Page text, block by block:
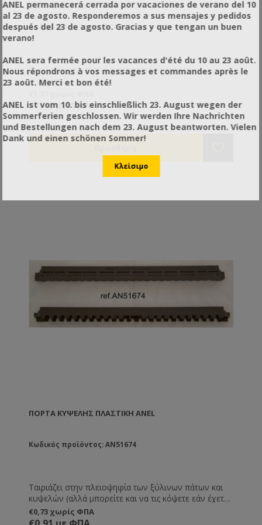
ΟΔΗΓΟΎΣ ΜΙΚΡΉ
Κωδικός προϊόντος: PO51502
Περιορίζει την είσοδο κι ασφαλίζει κατά τη
μεταφορά.
€1,70 με ΦΠΑ
ΠΌΡΤΑ ΚΥΨΈΛΗΣ ΠΛΑΣΤΙΚΉ ANEL
Κωδικός προϊόντος: AN51674
Ταιριάζει στην πλειοψηφία των ξύλινων πάτων και
κυψελών (αλλά μπορείτε και να τις κόψετε εάν έχετε
πιο μικρές εισόδους στις κυψέλες σας). Αντικαθιστά
πλήρως την παραδοσιακή ξύλινη πόρτα, αλλά έχει
€0,73 χωρίς ΦΠΑ
ANEL permanecerá cerrada por vacaciones de verano del 10
al 23 de agosto. Responderemos a sus mensajes y pedidos
después del 23 de agosto. Gracias y que tengan un buen
verano!
ANEL sera fermée pour les vacances d'été du 10 au 23 août.
Nous répondrons à vos messages et commandes après le
23 août. Merci et bon été!
ANEL ist vom 10. bis einschließlich 23. August wegen der
Sommerferien geschlossen. Wir werden Ihre Nachrichten
und Bestellungen nach dem 23. August beantworten. Vielen
Dank und einen schönen Sommer!